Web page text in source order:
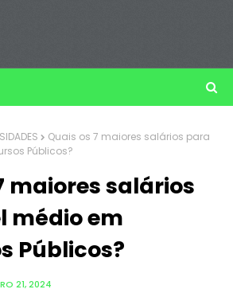
Quais os 7 maiores salários para
Públicos?
maiores salários
médio em
Públicos?
21, 2024